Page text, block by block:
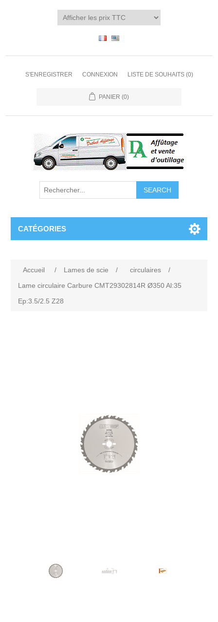
S'ENREGISTRER CONNEXION LISTE DE SOUHAITS (0)
PANIER (0)
CATÉGORIES
Accueil / Lames de scie / circulaires
/
Lame circulaire Carbure CMT29302814R Ø350 Al:35
Ep:3.5/2.5 Z28